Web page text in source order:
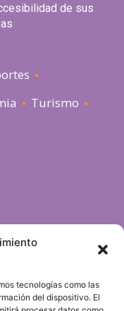
tecnologías como las
del dispositivo. El
de sus
Turismo